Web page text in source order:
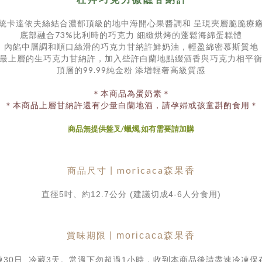
卡達依夫絲結合濃郁頂級的地中海開心果醬調和 呈現夾層脆脆療
底部融合73%比利時的巧克力 細緻烘烤的蓬鬆海綿蛋糕體
內餡中層調和順口絲滑的巧克力甘納許鮮奶油，輕盈綿密慕斯質地
最上層的生巧克力甘納許，加入些許白蘭地點綴酒香與巧克力相平衡
頂層的99.99純金粉 添增輕奢高級質感
＊本商品為蛋奶素＊
＊本商品上層甘納許還有少量白蘭地酒，請孕婦或孩童斟酌食用＊
商品無提供盤叉/蠟燭,如有需要請加購
商品尺寸丨 moricaca森果香
直徑5吋、約12.7公分 (建議切成4-6人分食用)
賞味期限丨 moricaca森果香
30日 冷藏3天。常溫下勿超過1小時，收到本商品後請盡速冷凍保